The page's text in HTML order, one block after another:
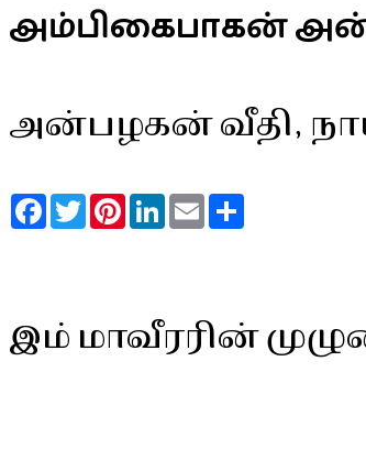
அம்பிகைபாகன்
அன்பழகன் வீதி,
FacebookTwitterPinterestLinkedInEmail
இம் மாவீரரின்